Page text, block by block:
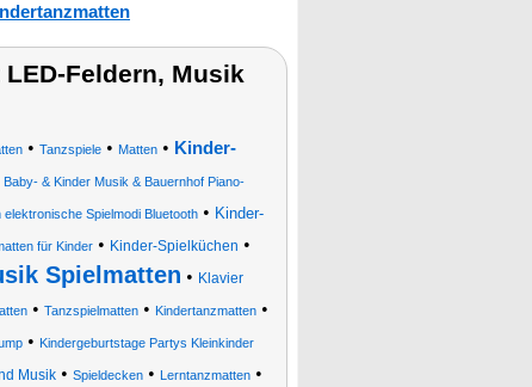
Feldern, Musik
• Tanzspiele • Matten • Kinder-
Baby- & Kinder Musik & Bauernhof Piano-
Spielmodi Bluetooth • Kinder-
für Kinder• Kinder-Spielküchen •
Spielmatten • Klavier
• Tanzspielmatten • Kindertanzmatten •
• Kindergeburtstage Partys Kleinkinder
Musik • Spieldecken • Lerntanzmatten •